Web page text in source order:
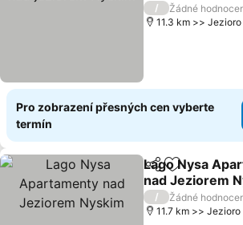
/
Žádné
11.3 km >>
Pro zobrazení přesných cen vyberte
termín
SdíletPřidat na
Lago Nysa
nad Jeziorem
/
Žádné
11.7 km >>